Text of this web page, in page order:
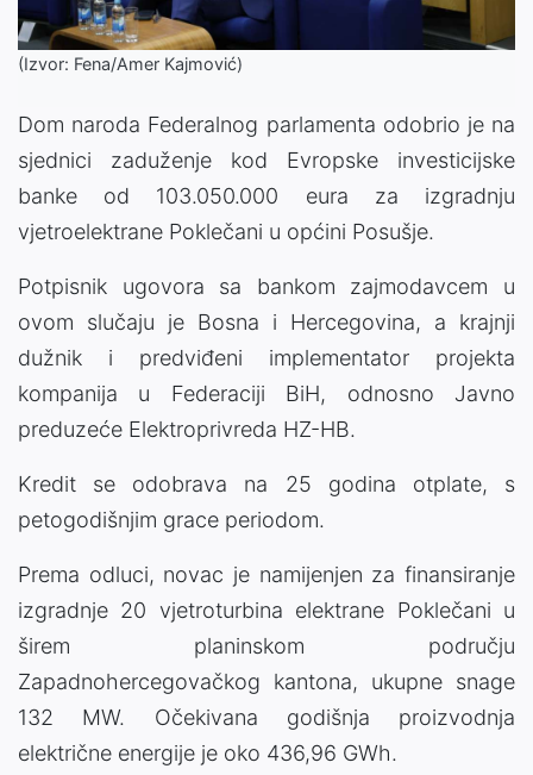
(Izvor: Fena/Amer Kajmović)
Dom naroda Federalnog parlamenta odobrio je na
sjednici zaduženje kod Evropske investicijske
banke od 103.050.000 eura za izgradnju
vjetroelektrane Poklečani u općini Posušje.
Potpisnik ugovora sa bankom zajmodavcem u
ovom slučaju je Bosna i Hercegovina, a krajnji
dužnik i predviđeni implementator projekta
kompanija u Federaciji BiH, odnosno Javno
preduzeće Elektroprivreda HZ-HB.
Kredit se odobrava na 25 godina otplate, s
petogodišnjim grace periodom.
Prema odluci, novac je namijenjen za finansiranje
izgradnje 20 vjetroturbina elektrane Poklečani u
širem planinskom području
Zapadnohercegovačkog kantona, ukupne snage
132 MW. Očekivana godišnja proizvodnja
električne energije je oko 436,96 GWh.